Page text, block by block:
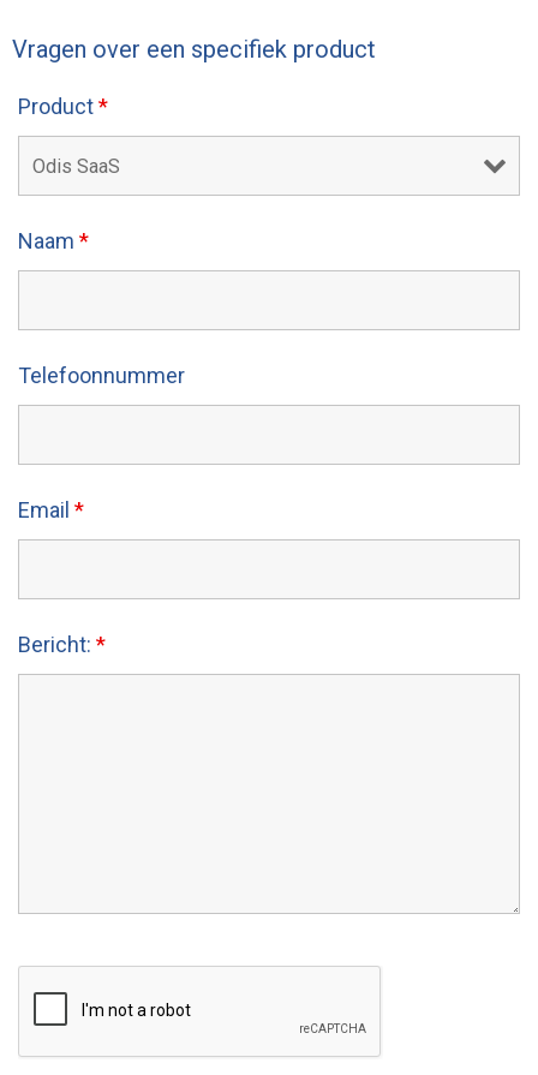
Vragen over een specifiek product
Product*
Naam *
Telefoonnummer
Email *
Bericht: *